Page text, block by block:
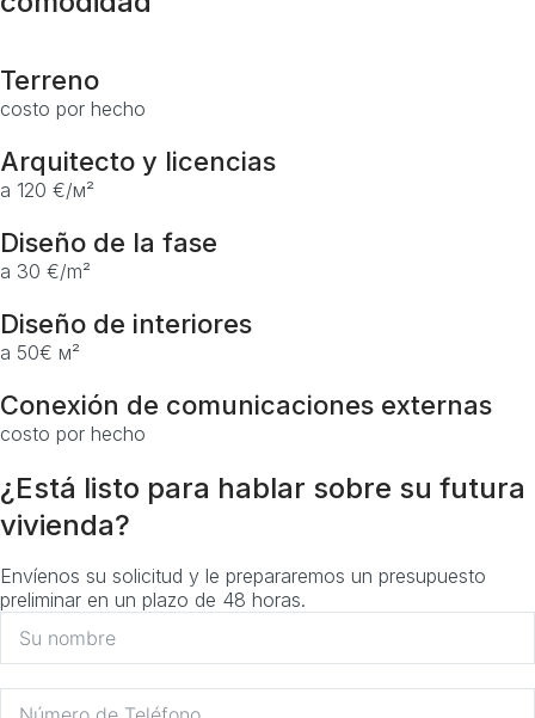
Terreno
costo por hecho
Arquitecto y licencias
a 120 €/м²
Diseño de la fase
a 30 €/m²
Diseño de interiores
a 50€ м²
Conexión de comunicaciones externas
costo por hecho
¿Está listo para hablar sobre su futura
vivienda?
Envíenos su solicitud y le prepararemos un presupuesto
preliminar en un plazo de 48 horas.